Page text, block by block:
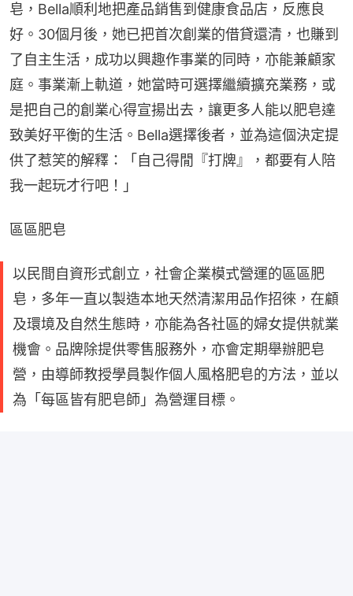
皂，Bella順利地把產品銷售到健康食品店，反應良
好。30個月後，她已把首次創業的借貸還清，也賺到
了自主生活，成功以興趣作事業的同時，亦能兼顧家
庭。事業漸上軌道，她當時可選擇繼續擴充業務，或
是把自己的創業心得宣揚出去，讓更多人能以肥皂達
致美好平衡的生活。Bella選擇後者，並為這個決定提
供了惹笑的解釋：「自己得閒『打牌』，都要有人陪
我一起玩才行吧！」
區區肥皂
以民間自資形式創立，社會企業模式營運的區區肥
皂，多年一直以製造本地天然清潔用品作招徠，在顧
及環境及自然生態時，亦能為各社區的婦女提供就業
機會。品牌除提供零售服務外，亦會定期舉辦肥皂
營，由導師教授學員製作個人風格肥皂的方法，並以
為「每區皆有肥皂師」為營運目標。